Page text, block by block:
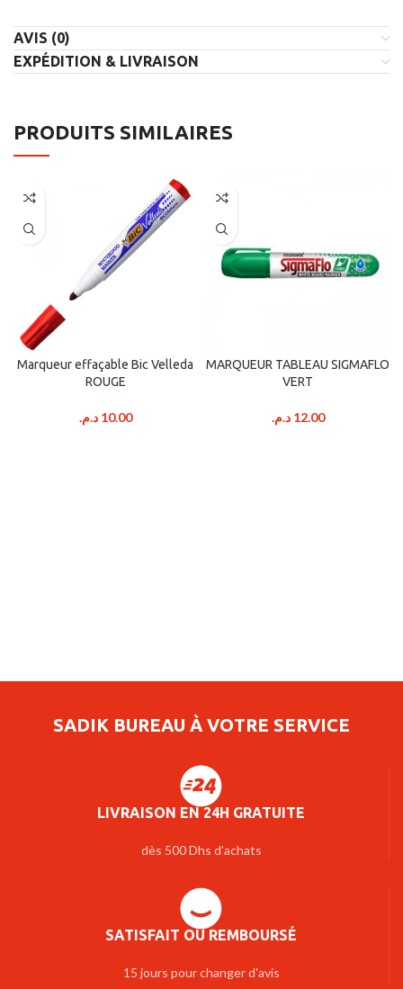
AVIS (0)
EXPÉDITION & LIVRAISON
PRODUITS SIMILAIRES
Marqueur effaçable Bic Velleda
ROUGE
10.00 د.م.
MARQUEUR TABLEAU SIGMAFLO
VERT
12.00 د.م.
SADIK BUREAU À VOTRE SERVICE
LIVRAISON EN 24H GRATUITE
dès 500 Dhs d'achats
SATISFAIT OU REMBOURSÉ
15 jours pour changer d'avis